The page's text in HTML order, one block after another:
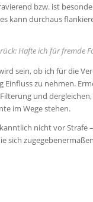
bzw. ist
kann durchaus
Hafte ich für fremde
sein, ob ich für die
Einfluss zu nehmen.
und
im Wege stehen.
nicht vor Strafe
sich